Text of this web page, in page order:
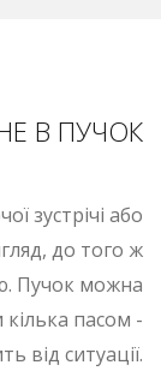
В ПУЧОК
зустрічі або
до того ж
Пучок можна
пасом -
від ситуації.